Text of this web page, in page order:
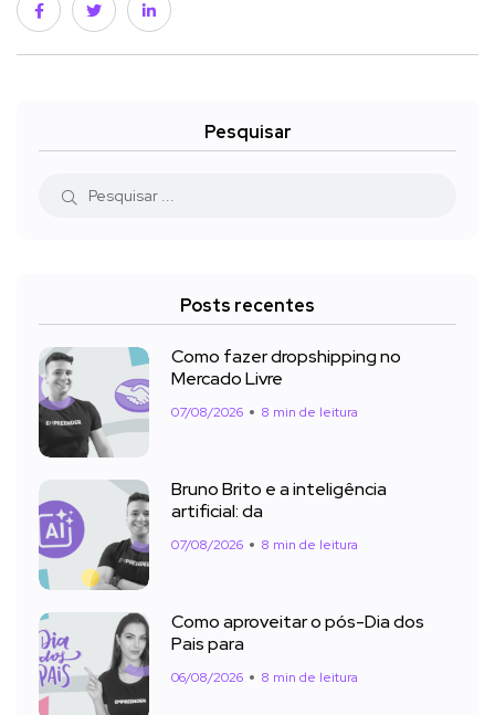
Pesquisar
Posts recentes
Como fazer dropshipping no
Mercado Livre
07/08/2026 8 min de leitura
Bruno Brito e a inteligência
artificial: da
07/08/2026 8 min de leitura
Como aproveitar o pós-Dia dos
Pais para
06/08/2026 8 min de leitura